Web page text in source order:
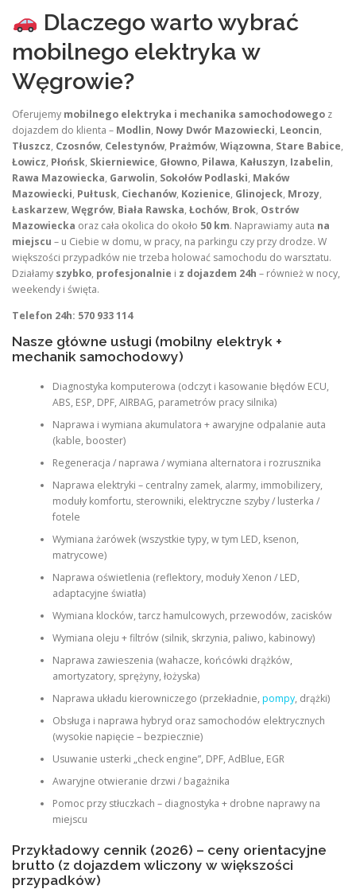
Dlaczego warto wybrać
mobilnego elektryka w
Węgrowie?
Oferujemy mobilnego elektryka i mechanika samochodowego z
dojazdem do klienta – Modlin, Nowy Dwór Mazowiecki, Leoncin,
Tłuszcz, Czosnów, Celestynów, Prażmów, Wiązowna, Stare Babice,
Łowicz, Płońsk, Skierniewice, Głowno, Pilawa, Kałuszyn, Izabelin,
Rawa Mazowiecka, Garwolin, Sokołów Podlaski, Maków
Mazowiecki, Pułtusk, Ciechanów, Kozienice, Glinojeck, Mrozy,
Łaskarzew, Węgrów, Biała Rawska, Łochów, Brok, Ostrów
Mazowiecka oraz cała okolica do około 50 km. Naprawiamy auta na
miejscu – u Ciebie w domu, w pracy, na parkingu czy przy drodze. W
większości przypadków nie trzeba holować samochodu do warsztatu.
Działamy szybko, profesjonalnie i z dojazdem 24h – również w nocy,
weekendy i święta.
Telefon 24h: 570 933 114
Nasze główne usługi (mobilny elektryk +
mechanik samochodowy)
Diagnostyka komputerowa (odczyt i kasowanie błędów ECU,
ABS, ESP, DPF, AIRBAG, parametrów pracy silnika)
Naprawa i wymiana akumulatora + awaryjne odpalanie auta
(kable, booster)
Regeneracja / naprawa / wymiana alternatora i rozrusznika
Naprawa elektryki – centralny zamek, alarmy, immobilizery,
moduły komfortu, sterowniki, elektryczne szyby / lusterka /
fotele
Wymiana żarówek (wszystkie typy, w tym LED, ksenon,
matrycowe)
Naprawa oświetlenia (reflektory, moduły Xenon / LED,
adaptacyjne światła)
Wymiana klocków, tarcz hamulcowych, przewodów, zacisków
Wymiana oleju + filtrów (silnik, skrzynia, paliwo, kabinowy)
Naprawa zawieszenia (wahacze, końcówki drążków,
amortyzatory, sprężyny, łożyska)
Naprawa układu kierowniczego (przekładnie, pompy, drążki)
Obsługa i naprawa hybryd oraz samochodów elektrycznych
(wysokie napięcie – bezpiecznie)
Usuwanie usterki „check engine”, DPF, AdBlue, EGR
Awaryjne otwieranie drzwi / bagażnika
Pomoc przy stłuczkach – diagnostyka + drobne naprawy na
miejscu
Przykładowy cennik (2026) – ceny orientacyjne
brutto (z dojazdem wliczony w większości
przypadków)